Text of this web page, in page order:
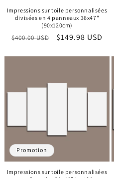
Impressions sur toile personnalisées
divisées en 4 panneaux 36x47"
(90x120cm)
Prix
$400.00 USD
Prix
$149.98 USD
Promotion
Impressions sur toile personnalisées